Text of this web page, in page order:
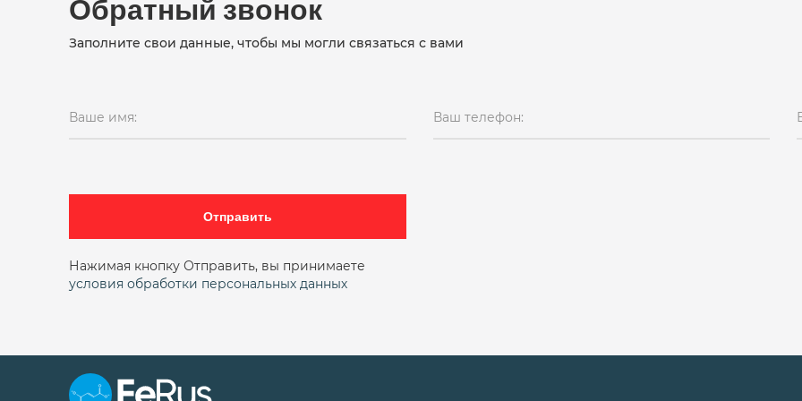
Обратный звонок
Заполните свои данные, чтобы мы могли связаться с вами
Ваше имя: Ваш телефон:
Отправить
Нажимая кнопку Отправить, вы принимаете
условия обработки персональных данных